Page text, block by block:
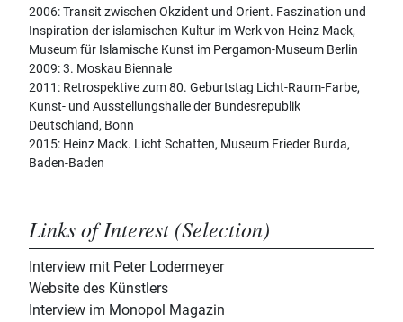
2006: Transit zwischen Okzident und Orient. Faszination und
Inspiration der islamischen Kultur im Werk von Heinz Mack,
Museum für Islamische Kunst im Pergamon-Museum Berlin
2009: 3. Moskau Biennale
2011: Retrospektive zum 80. Geburtstag Licht-Raum-Farbe,
Kunst- und Ausstellungshalle der Bundesrepublik
Deutschland, Bonn
2015: Heinz Mack. Licht Schatten, Museum Frieder Burda,
Baden-Baden
Links of Interest (Selection)
Interview mit Peter Lodermeyer
Website des Künstlers
Interview im Monopol Magazin